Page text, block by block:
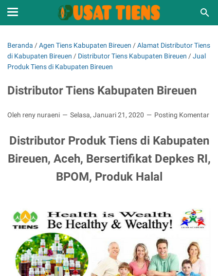
Beranda /Agen Tiens Kabupaten Bireuen /Alamat Distributor Tiens
di Kabupaten Bireuen / Distributor Tiens Kabupaten Bireuen /Jual
Produk Tiens di Kabupaten Bireuen
Distributor Tiens Kabupaten Bireuen
Oleh reny nuraeni Selasa, Januari 21, 2020 Posting Komentar
Distributor Produk Tiens di Kabupaten
Bireuen, Aceh, Bersertifikat Depkes RI,
BPOM, Produk Halal